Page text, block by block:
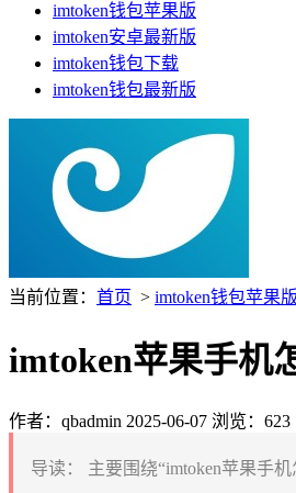
imtoken钱包苹果版
imtoken安卓最新版
imtoken钱包下载
imtoken钱包最新版
当前位置： 首页 > imtoken钱包苹果版
imtoken苹果手机
作者：qbadmin 2025-06-07 浏览：623
导读：
主要围绕“imtoken苹果手